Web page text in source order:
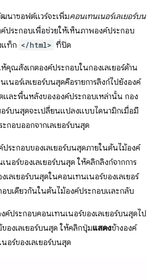
นาซอฟต์แวร์จะเพิ่มคอนเทนเนอร์เลเยอร์บน
ค์ประกอบเพื่อช่วยให้เห็นภาพองค์ประกอบ
แท็ก </html> ที่ปิด
คุณสังเกตองค์ประกอบในกองเลเยอร์ด้าน
นอร์เลเยอร์บนสุดคือรายการลิงก์ไปยังองค์
และพื้นหลังขององค์ประกอบเหล่านั้น กอง
อร์บนสุดจะเปลี่ยนแปลงแบบไดนามิกเมื่อมี
กอบออกจากเลเยอร์บนสุด
ประกอบของเลเยอร์บนสุดภายในต้นไม้องค์
นอร์ของเลเยอร์บนสุด ให้คลิกลิงก์จากการ
เลเยอร์บนสุดในคอนเทนเนอร์ของเลเยอร์
บเดียวกันในต้นไม้องค์ประกอบและกลับ
ค์ประกอบคอนเทนเนอร์ของเลเยอร์บนสุดไป
องเลเยอร์บนสุด ให้คลิกปุ่มแสดงข้างองค์
อร์ของเลเยอร์บนสุด